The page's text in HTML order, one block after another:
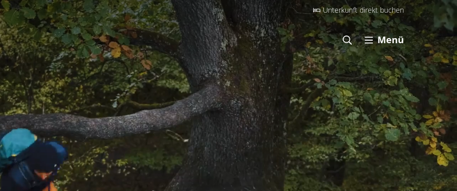
Unterkunft direkt buchen
Menü